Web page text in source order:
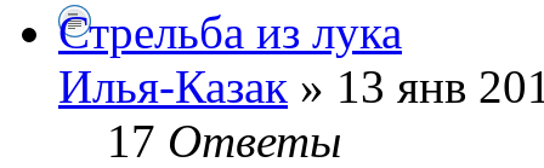
Стрельба из лука
Илья-Казак » 13 янв
17 Ответы